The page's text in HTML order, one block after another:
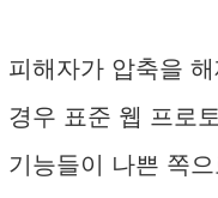
피해자가 압축을
경우 표준 웹 프로
기능들이 나쁜 쪽